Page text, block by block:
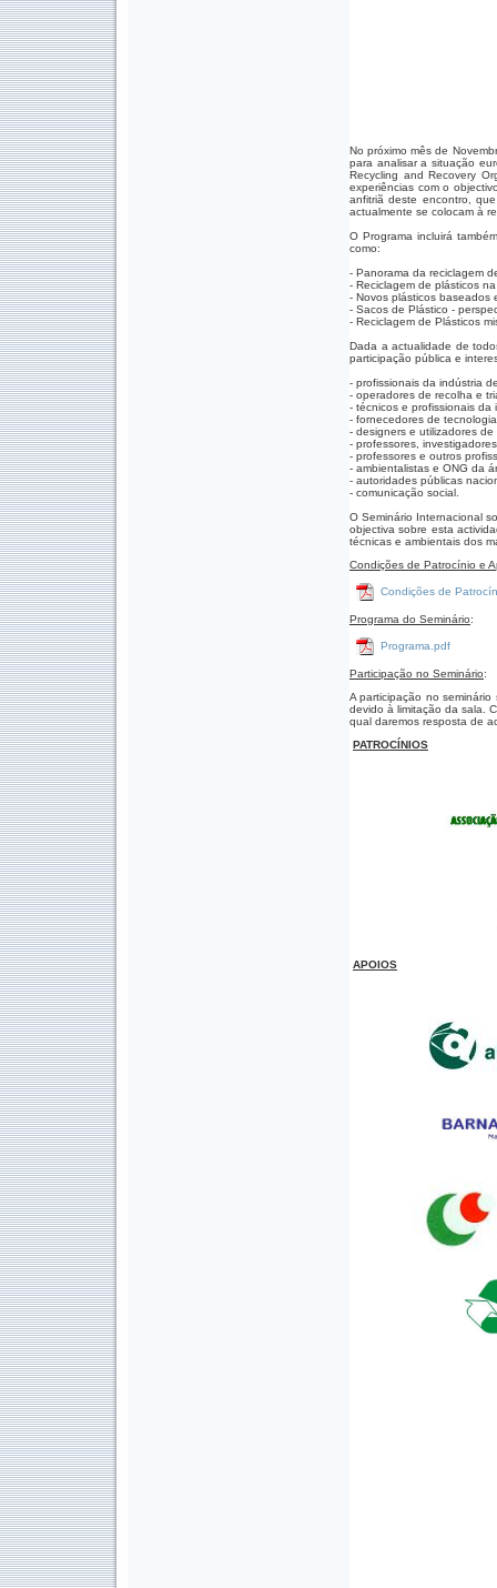
No próximo mês de
para analisar a situação
Recycling and Recovery
experiências com o
anfitriã deste encontro,
actualmente se colocam à
O Programa incluirá
como:
- Panorama da reciclagem
- Reciclagem de plásticos
- Novos plásticos baseados
- Sacos de Plástico -
- Reciclagem de Plásticos
Dada a actualidade de
participação pública e
- profissionais da indústria
- operadores de recolha e
- técnicos e profissionais da
- fornecedores de
- designers e utilizadores
- professores,
- professores e outros
- ambientalistas e ONG da
- autoridades públicas
- comunicação social.
O Seminário Internacional
objectiva sobre esta
técnicas e ambientais dos
Condições de Patrocínio e
Condições de
Programa do Seminário:
Programa.pdf
Participação no Seminário:
A participação no
devido à limitação da sala.
qual daremos resposta de
PATROCÍNIOS
APOIOS